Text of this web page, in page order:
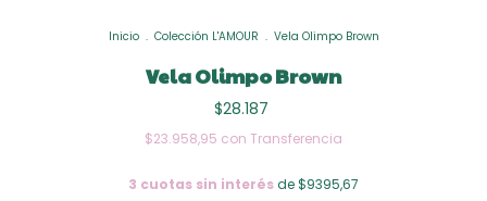
Inicio . Colección L'AMOUR . Vela Olimpo Brown
Vela Olimpo Brown
$28.187
$23.958,95 con Transferencia
3 cuotas sin interésde $9395,67